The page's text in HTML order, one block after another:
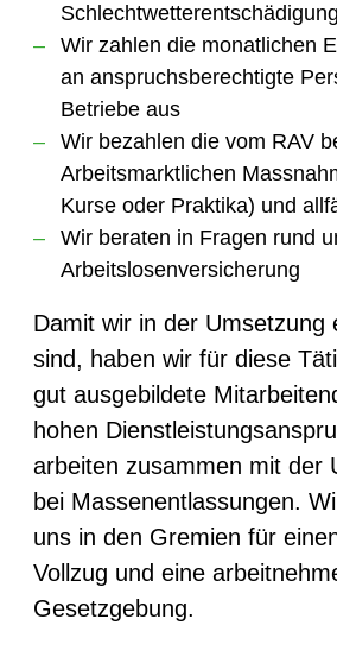
Wir zahlen die monatlichen
an anspruchsberechtigte
Betriebe aus
Wir bezahlen die vom RAV
Arbeitsmarktlichen
Kurse oder Praktika) und
Wir beraten in Fragen rund
Arbeitslosenversicherung
Damit wir in der Umsetzung
sind, haben wir für diese
gut ausgebildete
hohen
arbeiten zusammen mit der
bei Massenentlassungen.
uns in den Gremien für
Vollzug und eine
Gesetzgebung.